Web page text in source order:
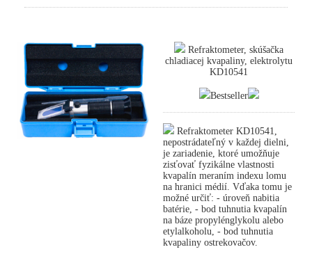
Refraktometer, skúšačka
chladiacej kvapaliny, elektrolytu
KD10541
Bestseller
Refraktometer KD10541,
nepostrádateľný v každej dielni,
je zariadenie, ktoré umožňuje
zisťovať fyzikálne vlastnosti
kvapalín meraním indexu lomu
na hranici médií. Vďaka tomu je
možné určiť: - úroveň nabitia
batérie, - bod tuhnutia kvapalín
na báze propylénglykolu alebo
etylalkoholu, - bod tuhnutia
kvapaliny ostrekovačov.